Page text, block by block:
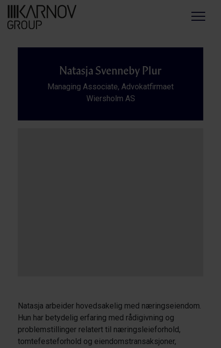
Menu
Natasja Svenneby Plur
Managing Associate, Advokatfirmaet
Wiersholm AS
Natasja arbeider hovedsakelig med næringseiendom.
Hun har betydelig erfaring med rådigivning og
problemstillinger relatert til næringsleieforhold,
tomtefesteforhold og eiendomstransaksjoner,